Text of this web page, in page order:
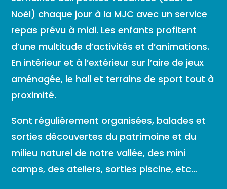
Noël) chaque jour à la MJC avec un service
repas prévu à midi. Les enfants profitent
d’une multitude d’activités et d’animations.
En intérieur et à l’extérieur sur l’aire de jeux
aménagée, le hall et terrains de sport tout à
proximité.
Sont régulièrement organisées, balades et
sorties découvertes du patrimoine et du
milieu naturel de notre vallée, des mini
camps, des ateliers, sorties piscine, etc…